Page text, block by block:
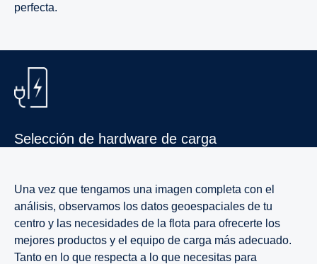
perfecta.
Selec­ción de hardware de carga
Una vez que tengamos una imagen completa con el
análisis, observamos los datos geoespaciales de tu
centro y las necesidades de la flota para ofrecerte los
mejores productos y el equipo de carga más adecuado.
Tanto en lo que respecta a lo que necesitas para